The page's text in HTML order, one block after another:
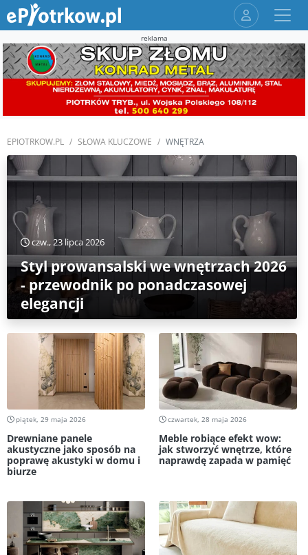
reklama
EPIOTRKOW.PL SŁOWA KLUCZOWE WNĘTRZA
czw., 23 lipca 2026
Styl prowansalski we wnętrzach 2026
- przewodnik po ponadczasowej
elegancji
piątek, 29 maja 2026
Drewniane panele
akustyczne jako sposób na
poprawę akustyki w domu i
biurze
czwartek, 28 maja 2026
Meble robiące efekt wow:
jak stworzyć wnętrze, które
naprawdę zapada w pamięć